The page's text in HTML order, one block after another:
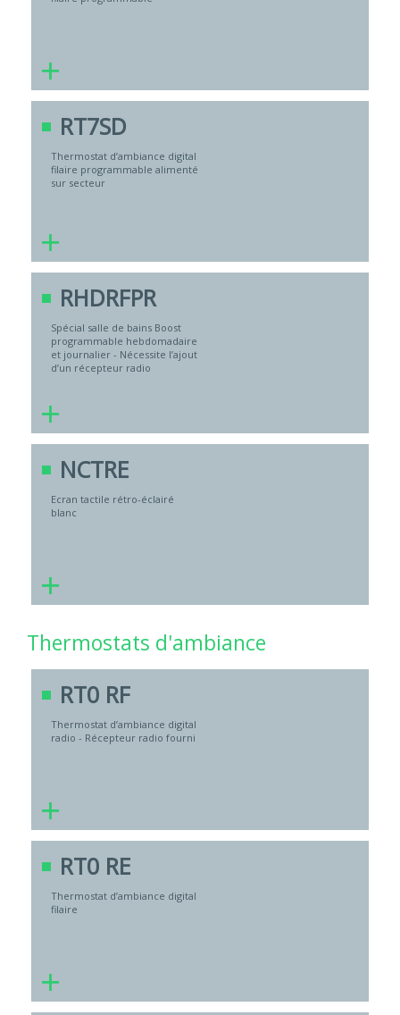
+
RT7SD
Thermostat d’ambiance digital
filaire programmable alimenté
sur secteur
+
RHDRFPR
Spécial salle de bains Boost
programmable hebdomadaire
et journalier - Nécessite l’ajout
d’un récepteur radio
+
NCTRE
Ecran tactile rétro-éclairé
blanc
+
Thermostats d'ambiance
RT0 RF
Thermostat d’ambiance digital
radio - Récepteur radio fourni
+
RT0 RE
Thermostat d’ambiance digital
filaire
+